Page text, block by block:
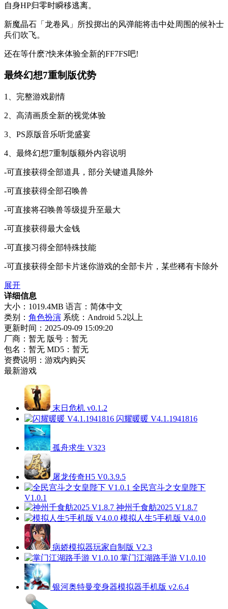
自身HP归零时瞬移逃离。
新魔晶石「龙卷风」所投掷出的风弹能将击中处周围的候补士
兵们吹飞。
还在等什麽?快来体验全新的FF7FS吧!
最终幻想7重制版优势
1、完整游戏剧情
2、高清画质全新的视觉体验
3、PS原版音乐听觉盛宴
4、最终幻想7重制版额外内容说明
-可直接获得全部道具，部分关键道具除外
-可直接获得全部召唤兽
-可直接将召唤兽等级提升至最大
-可直接获得最大金钱
-可直接习得全部特殊技能
-可直接获得全部卡片迷你游戏的全部卡片，某些稀有卡除外
展开
详细信息
大小：1019.4MB 语言：简体中文
类别： 角色扮演 系统：Android 5.2以上
更新时间：2025-09-09 15:09:20
厂商：暂无 版号：暂无
包名：暂无 MD5：暂无
资费说明：游戏内购买
最新游戏
末日危机 v0.1.2
闪耀暖暖 V4.1.1941816
孤舟求生 V323
屠龙传奇H5 V0.3.9.5
全民宫斗之女皇陛下
V1.0.1
神州千食舫2025 V1.8.7
模拟人生5手机版 V4.0.0
病娇模拟器玩家自制版 V2.3
掌门江湖路手游 V1.0.10
银河奥特曼变身器模拟器手机版 v2.6.4